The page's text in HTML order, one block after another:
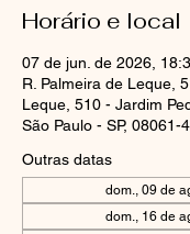
Horário e local
07 de jun. de 2026,
R. Palmeira de Leque,
Leque, 510 - Jardim
São Paulo - SP, 08061-
Outras datas
dom., 09 de
dom., 16 de